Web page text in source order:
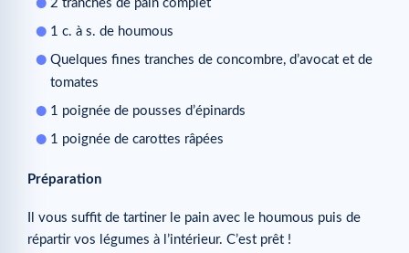
2 tranches de pain complet
1 c. à s. de houmous
Quelques fines tranches de concombre, d’avocat et de
tomates
1 poignée de pousses d’épinards
1 poignée de carottes râpées
Préparation
Il vous suffit de tartiner le pain avec le houmous puis de
répartir vos légumes à l’intérieur. C’est prêt !